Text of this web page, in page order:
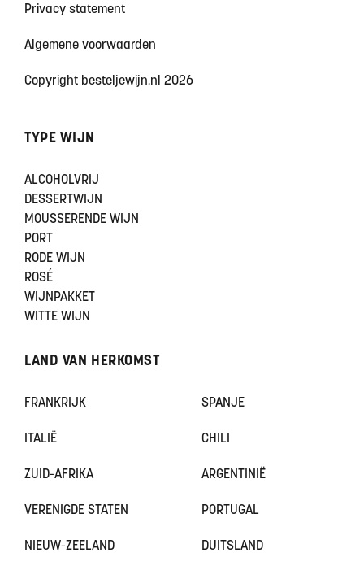
Privacy statement
Algemene voorwaarden
Copyright besteljewijn.nl 2026
TYPE WIJN
ALCOHOLVRIJ
DESSERTWIJN
MOUSSERENDE WIJN
PORT
RODE WIJN
ROSÉ
WIJNPAKKET
WITTE WIJN
LAND VAN HERKOMST
FRANKRIJK SPANJE
ITALIË CHILI
ZUID-AFRIKA ARGENTINIË
VERENIGDE STATEN PORTUGAL
NIEUW-ZEELAND DUITSLAND